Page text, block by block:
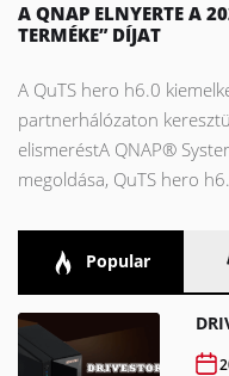
A QNAP ELNYERTE A
TERMÉKE” DÍJAT
A QuTS hero h6.0
partnerhálózaton
elismeréstA QNAP®
megoldása, QuTS hero
Popular